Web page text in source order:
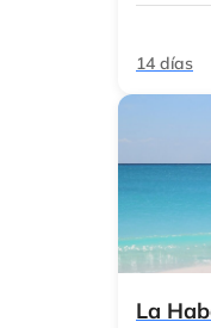
14 días
La